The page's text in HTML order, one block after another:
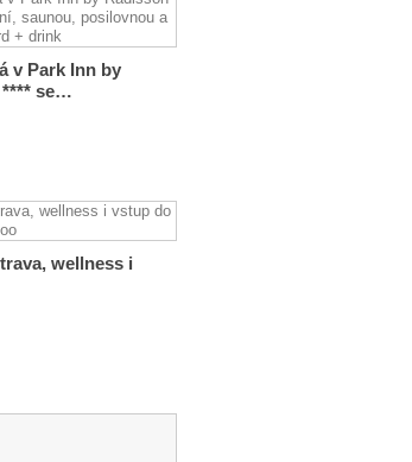
v Park Inn by
**** se…
wellness i